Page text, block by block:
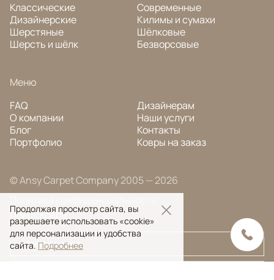
Классические
Дизайнерские
Шерстяные
Шерсть и шёлк
Современные
Килимы и сумахи
Шёлковые
Безворсовые
Меню
FAQ
О компании
Блог
Портфолио
Дизайнерам
Наши услуги
Контакты
Ковры на заказ
© Ansy Carpet Company 2005 — 2026
Поиск ковра
Продолжая просмотр сайта, вы
разрешаете использовать «cookie»
для персонализации и удобства
сайта. Подробнее